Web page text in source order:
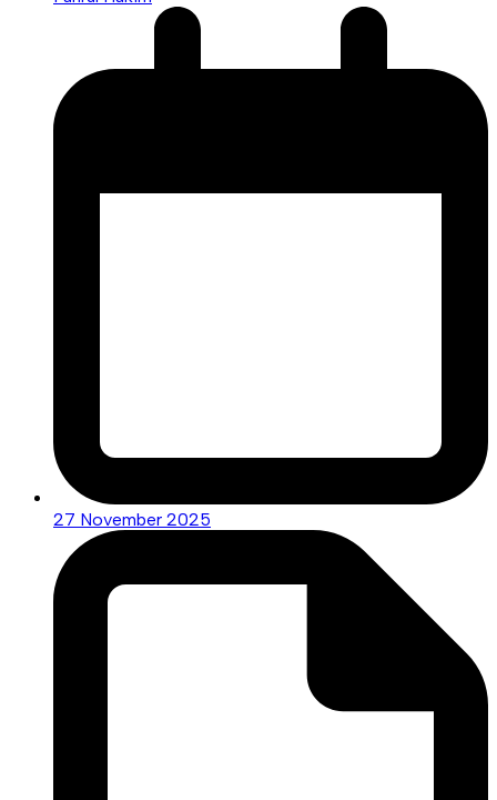
27 November 2025